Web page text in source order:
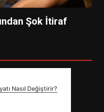
Şok İtiraf
Nasıl Değiştirir?